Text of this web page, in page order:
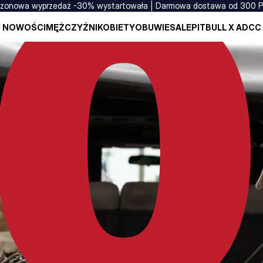
wyprzedaż -30% wystartowała | Darmowa dostawa od 300
NOWOŚCIMĘŻCZYŹNIKOBIETYOBUWIESALEPITBULL X ADCC